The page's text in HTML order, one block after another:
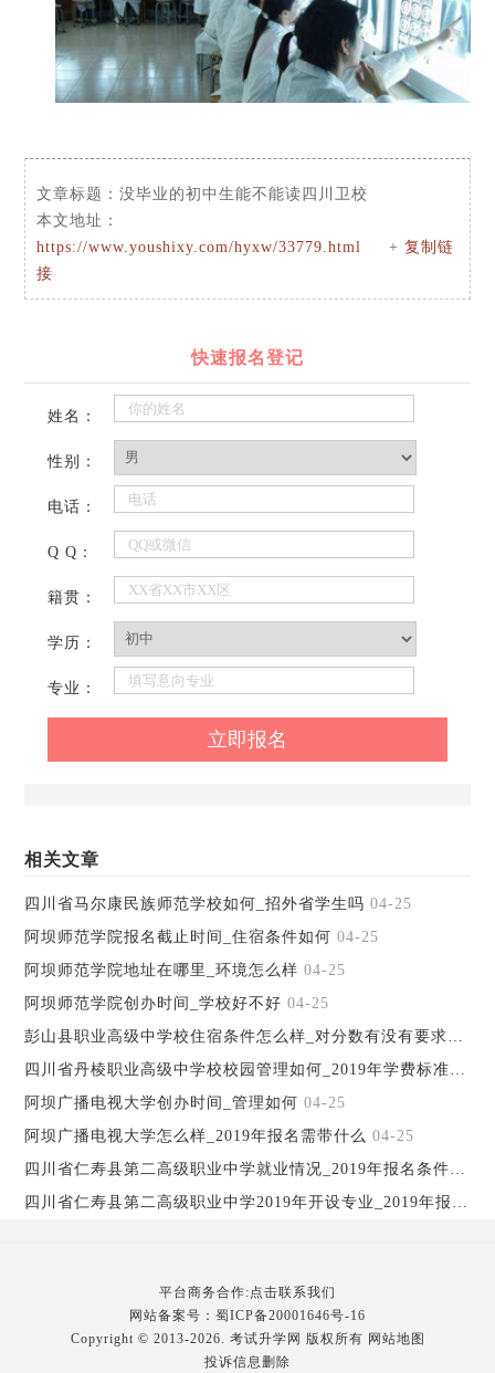
文章标题：没毕业的初中生能不能读四川卫校
本文地址：
https://www.youshixy.com/hyxw/33779.html
+复制链
接
快速报名登记
姓名：
性别：
电话：
Q Q：
籍贯：
学历：
专业：
相关文章
四川省马尔康民族师范学校如何_招外省学生吗 04-25
阿坝师范学院报名截止时间_住宿条件如何 04-25
阿坝师范学院地址在哪里_环境怎么样 04-25
阿坝师范学院创办时间_学校好不好 04-25
彭山县职业高级中学校住宿条件怎么样_对分数有没有要求04-25
四川省丹棱职业高级中学校校园管理如何_2019年学费标准04-
阿坝广播电视大学创办时间_管理如何 04-25
阿坝广播电视大学怎么样_2019年报名需带什么 04-25
四川省仁寿县第二高级职业中学就业情况_2019年报名条件04-
四川省仁寿县第二高级职业中学2019年开设专业_2019年报名需带什
平台商务合作:点击联系我们
网站备案号： 蜀ICP备20001646号-16
Copyright © 2013-2026. 考试升学网 版权所有 网站地图
投诉信息删除